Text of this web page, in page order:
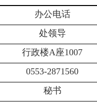
办公电话
处领导
行政楼A座1007
0553-2871560
秘书